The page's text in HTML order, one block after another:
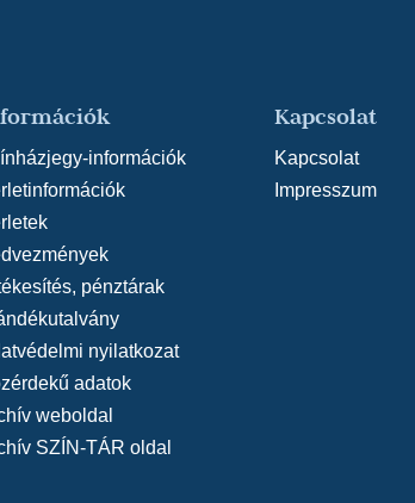
információk
pénztárak
nyilatkozat
adatok
weboldal
SZÍN-TÁR oldal
Kapcsolat
Kapcsolat
Impresszum